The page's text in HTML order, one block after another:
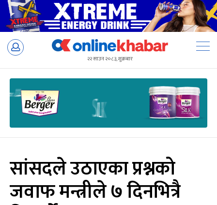
Skip
२२ साउन २०८३, शुक्रबार
सांसदले उठाएका प्रश्नको
जवाफ मन्त्रीले ७ दिनभित्रै